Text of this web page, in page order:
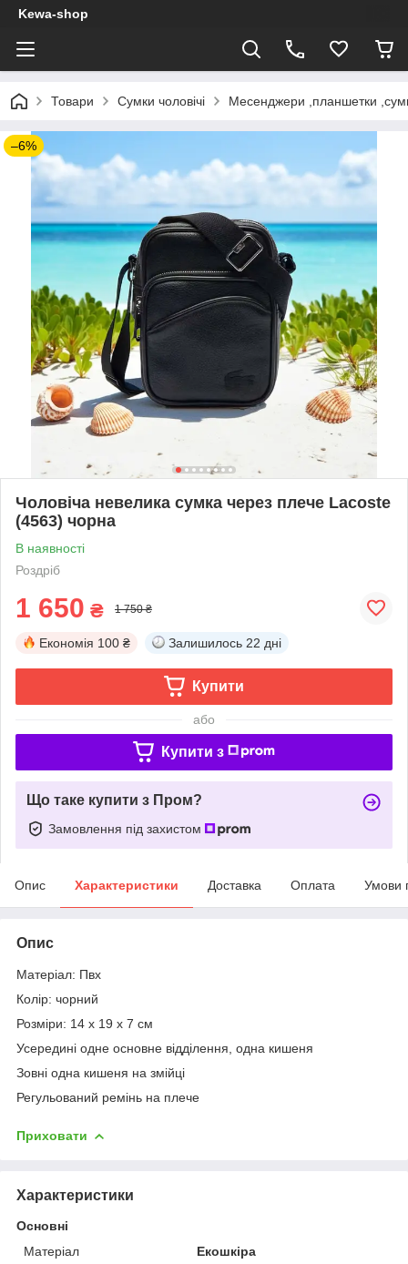
Kewa-shop
Товари Сумки чоловічі Месенджери ,планшетки
–6%
Чоловіча невелика сумка через плече Lacoste
(4563) чорна
В наявності
Роздріб
1 650 ₴ 1 750 ₴
Економія 100 ₴ Залишилось 22 дні
Купити
або
Купити з
Що таке купити з Пром?
Замовлення під захистом
Опис Характеристики Доставка Оплата Умови
Опис
Матеріал: Пвх
Колір: чорний
Розміри: 14 x 19 x 7 см
Усередині одне основне відділення, одна кишеня
Зовні одна кишеня на змійці
Регульований ремінь на плече
Приховати
Характеристики
Основні
Матеріал
Екошкіра